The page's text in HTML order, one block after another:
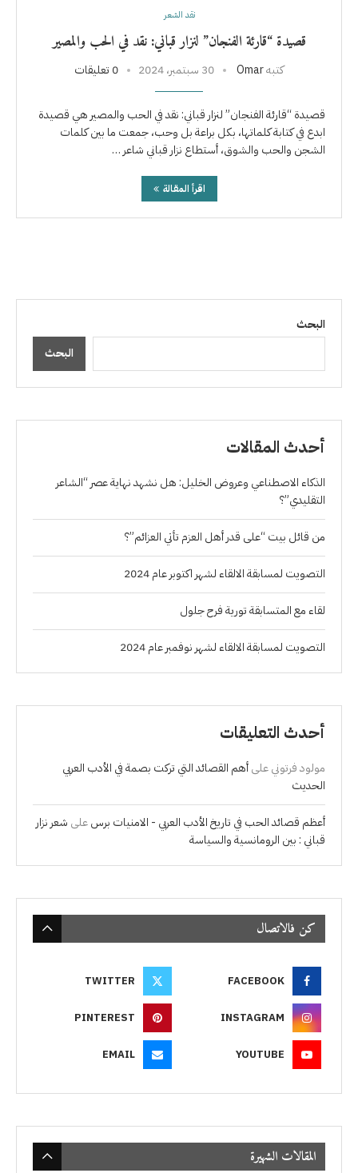
نقد الشعر
قصيدة “قارئة الفنجان” لنزار قباني: نقد في الحب والمصير
كتبهOmar 30 سبتمبر، 2024 0 تعليقات
قصيدة “قارئة الفنجان” لنزار قباني: نقد في الحب والمصير هي قصيدة
ابدع في كتابة كلماتها، بكل براعة بل وحب، جمعت ما بين كلمات
الشجن والحب والشوق، أستطاع نزار قباني شاعر …
اقرأ المقالة
البحث
البحث
أحدث المقالات
الذكاء الاصطناعي وعروض الخليل: هل نشهد نهاية عصر “الشاعر
التقليدي”؟
من قائل بيت “على قدر أهل العزم تأتي العزائم”؟
التصويت لمسابقة الالقاء لشهر اكتوبر عام 2024
لقاء مع المتسابقة تورية فرح جلول
التصويت لمسابقة الالقاء لشهر نوفمبر عام 2024
أحدث التعليقات
مولود فرتونيعلىأهم القصائد التي تركت بصمة في الأدب العربي
الحديث
أعظم قصائد الحب في تاريخ الأدب العربي - الامنيات برسعلى شعر نزار
قباني : بين الرومانسية والسياسة
كن فالاتصال
FACEBOOK
TWITTER
INSTAGRAM
PINTEREST
YOUTUBE
EMAIL
المقالات الشهيرة